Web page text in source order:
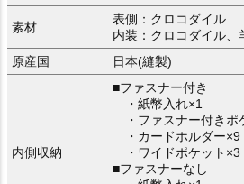
素材
表側：クロコダイル
内装：クロコダイル、
原産国
日本(縫製)
内側収納
■ファスナー付き
・紙幣入れ×1
・ファスナー付きポ
・カードホルダー×9
・ワイドポケット×3
■ファスナーなし